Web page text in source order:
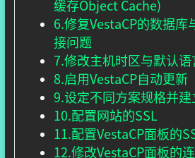
缓存Object Cache)
6.修复VestaCP的数据
接问题
7.修改主机时区与默认语
8.启用VestaCP自动更新
9.设定不同方案规格并建
10.配置网站的SSL
11.配置VestaCP面板的
12.修改VestaCP面板的